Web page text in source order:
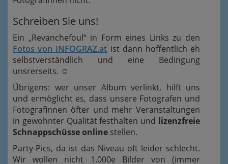
Schreiben Sie uns!
Ein „Revanchefoul“ in Form eines Links zu den
Fotos von INFOGRAZ.at ist dann hoffentlich eh
selbstverständlich und eine Bedingung
unsrerseits. ☺
Übrigens: wer unser Album verlinkt, hilft uns
und ermöglicht es, dass unsere Fotografen und
Fotografinnen öfter und mehr Veranstaltungen
in gewohnter Qualität festhalten und lizenzfreie
Schnappschüsse online stellen.
Party-Pics, da ist das Niveau oft leider schlecht.
Wir wollen nicht 1.000e Bilder von (immer